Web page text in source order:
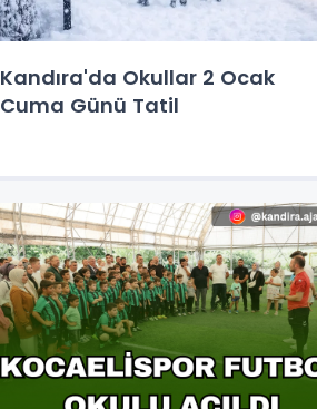
Kandıra'da Okullar 2 Ocak
Cuma Günü Tatil